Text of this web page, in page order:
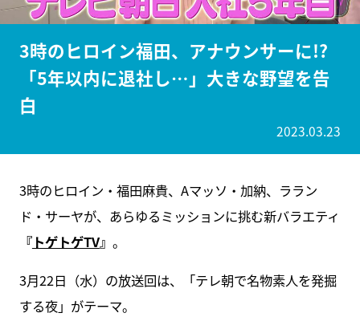
3時のヒロイン福田、アナウンサーに!?
「5年以内に退社し…」大きな野望を告
白
2023.03.23
3時のヒロイン・福田麻貴、Aマッソ・加納、ララン
ド・サーヤが、あらゆるミッションに挑む新バラエティ
『トゲトゲTV』 。
3月22日（水）の放送回は、「テレ朝で名物素人を発掘
する夜」がテーマ。